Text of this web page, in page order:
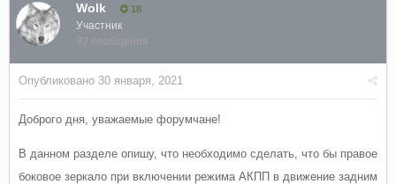
Wolk 18
Участник
92 сообщения
Опубликовано 30 января, 2021
Доброго дня, уважаемые форумчане!
В данном разделе опишу, что необходимо сделать, что бы правое
боковое зеркало при включении режима АКПП в движение задним